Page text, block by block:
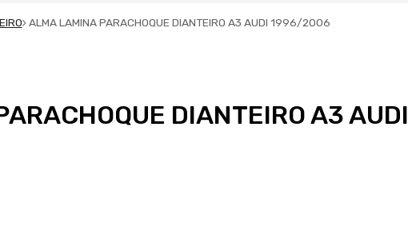
ALMA LAMINA PARACHOQUE DIANTEIRO A3 AUDI 1996/2006
DIANTEIRO A3 AUDI